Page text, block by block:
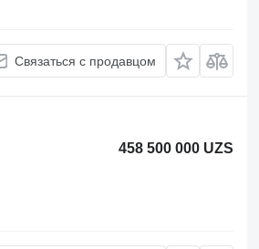
Связаться с продавцом
458 500 000 UZS